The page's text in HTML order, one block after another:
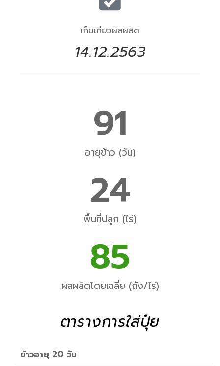
เก็บเกี่ยวผลผลิต
14.12.2563
อายุข้าว (วัน)
91
พื้นที่ปลูก (ไร่)
24
ผลผลิตโดยเฉลี่ย (ถัง/ไร่)
85
ตารางการใส่ปุ๋ย
ข้าวอายุ 20 วัน